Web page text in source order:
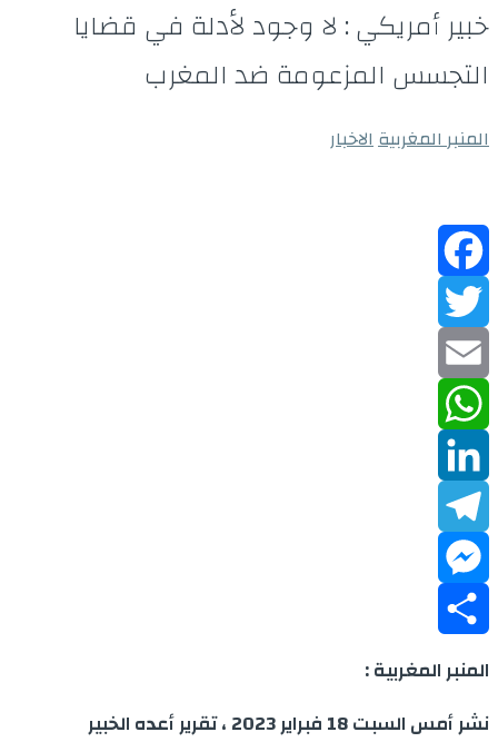
خبير أمريكي : لا وجود لأدلة في قضايا
التجسس المزعومة ضد المغرب
المنبر المغربيةالاخبار
Facebook
Twitter
Email
WhatsApp
LinkedIn
Telegram
Messenger
Share
المنبر المغربية :
نشر أمس السبت 18 فبراير 2023 ، تقرير أعده الخبير